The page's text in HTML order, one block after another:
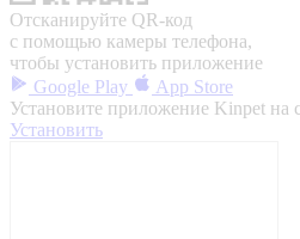
Отсканируйте QR-код
с помощью камеры телефона,
чтобы установить приложение
Google Play
App Store
Установите приложение Kinpet на
Установить